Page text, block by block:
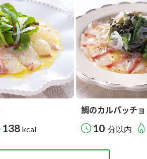
138 kcal
鯛のカルパッチョ
10 分以内